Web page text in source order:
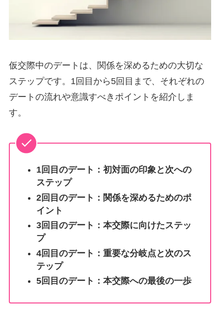
仮交際中のデートは、関係を深めるための大切な
ステップです。1回目から5回目まで、それぞれの
デートの流れや意識すべきポイントを紹介しま
す。
1回目のデート：初対面の印象と次への
ステップ
2回目のデート：関係を深めるためのポ
イント
3回目のデート：本交際に向けたステッ
プ
4回目のデート：重要な分岐点と次のス
テップ
5回目のデート：本交際への最後の一歩